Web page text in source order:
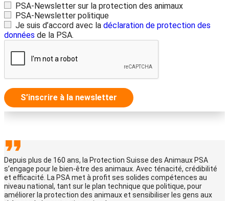
PSA-Newsletter sur la protection des animaux
PSA-Newsletter politique
Je suis d’accord avec la déclaration de protection des
données de la PSA.
S’inscrire à la newsletter
Depuis plus de 160 ans, la Protection Suisse des Animaux PSA
s’engage pour le bien-être des animaux. Avec ténacité, crédibilité
et efficacité. La PSA met à profit ses solides compétences au
niveau national, tant sur le plan technique que politique, pour
améliorer la protection des animaux et sensibiliser les gens aux